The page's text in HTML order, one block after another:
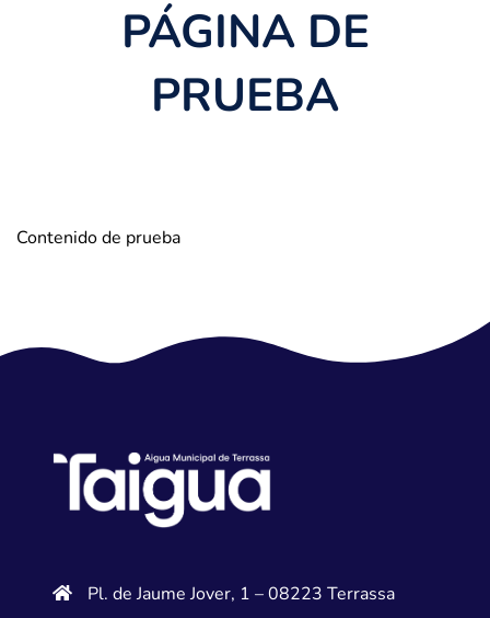
PÁGINA DE
PRUEBA
Contenido de prueba
Pl. de Jaume Jover, 1 – 08223 Terrassa